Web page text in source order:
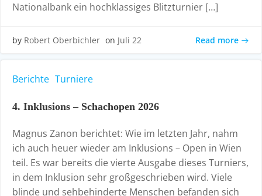
Nationalbank ein hochklassiges Blitzturnier […]
by Robert Oberbichler on Juli 22 Read more
Berichte Turniere
4. Inklusions – Schachopen 2026
Magnus Zanon berichtet: Wie im letzten Jahr, nahm
ich auch heuer wieder am Inklusions – Open in Wien
teil. Es war bereits die vierte Ausgabe dieses Turniers,
in dem Inklusion sehr großgeschrieben wird. Viele
blinde und sehbehinderte Menschen befanden sich